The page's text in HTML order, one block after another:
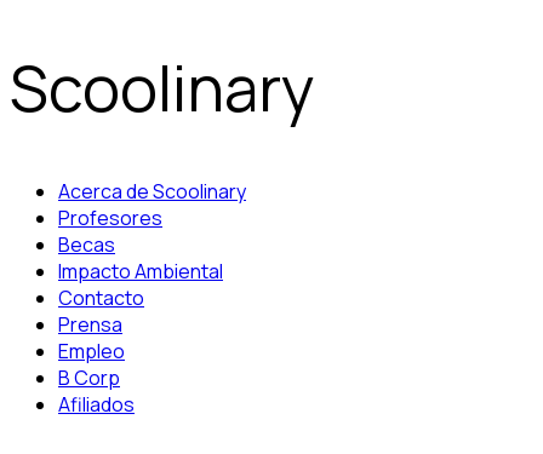
Scoolinary
Acerca de Scoolinary
Profesores
Becas
Impacto Ambiental
Contacto
Prensa
Empleo
B Corp
Afiliados